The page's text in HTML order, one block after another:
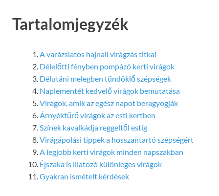
Tartalomjegyzék
A varázslatos hajnali virágzás titkai
Délelőtti fényben pompázó kerti virágok
Délutáni melegben tündöklő szépségek
Naplementét kedvelő virágok bemutatása
Virágok, amik az egész napot beragyogják
Árnyéktűrő virágok az esti kertben
Színek kavalkádja reggeltől estig
Virágápolási tippek a hosszantartó szépségért
A legjobb kerti virágok minden napszakban
Éjszaka is illatozó különleges virágok
Gyakran ismételt kérdések